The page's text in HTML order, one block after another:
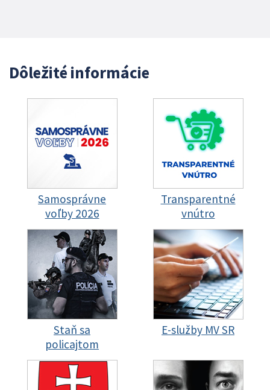
Dôležité informácie
Samosprávne
voľby 2026
Transparentné
vnútro
Staň sa
policajtom
E-služby MV SR